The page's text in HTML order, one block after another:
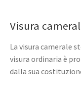
Visura
La visura camerale
visura ordinaria è
dalla sua